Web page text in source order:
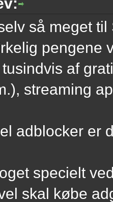
så meget
pengene
af
streaming
adblocker er
specielt
skal købe